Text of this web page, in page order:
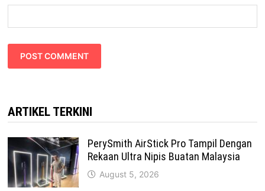
ARTIKEL TERKINI
PerySmith AirStick Pro Tampil Dengan
Rekaan Ultra Nipis Buatan Malaysia
August 5, 2026